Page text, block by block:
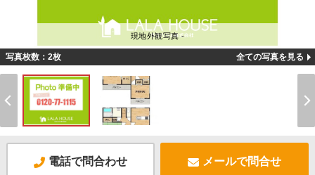
現地外観写真 -
写真枚数：2枚 全ての写真を見る
電話で問合わせ メールで問合せ